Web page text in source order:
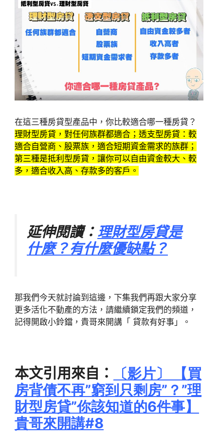
在這三種房貸型產品中，你比較適合哪一種房貸？
理財型房貸，對任何族群都適合；透支型房貸：較
適合自營商、股票族，適合短期資金需求的族群；
第三種是抵利型房貸，讓你可以自由資金較大、較
多，適合收入高、存款多的客戶。
延伸閱讀： 理財型房貸是
什麼？有什麼優缺點？
那我們今天就討論到這邊，下集我們再跟大家分享
更多活化不動產的方法，請繼續鎖定我們的頻道，
記得開啟小鈴鐺，貴哥來開講「 貸款有好事」。
本文引用來自： 〔影片〕
【買
房背債不再”窮到只剩房”？”理
財型房貸”你該知道的6件事】
貴哥來開講#8